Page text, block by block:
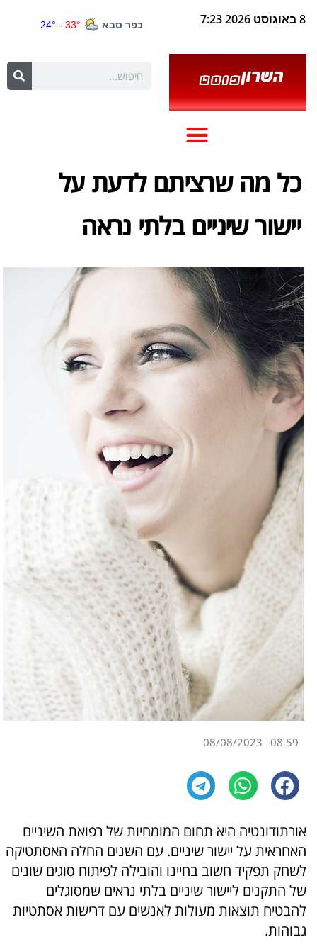
8 באוגוסט 2026 7:23
כל מה שרציתם לדעת על
יישור שיניים בלתי נראה
08:59
08/08/2023
אורתודונטיה היא תחום המומחיות של רפואת השיניים
האחראית על יישור שיניים. עם השנים החלה האסתטיקה
לשחק תפקיד חשוב בחיינו והובילה לפיתוח סוגים שונים
של התקנים ליישור שיניים בלתי נראים שמסוגלים
להבטיח תוצאות מעולות לאנשים עם דרישות אסתטיות
גבוהות.